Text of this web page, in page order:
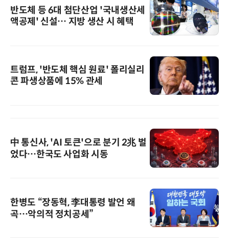
반도체 등 6대 첨단산업 '국내생산세
액공제' 신설… 지방 생산 시 혜택
트럼프, '반도체 핵심 원료' 폴리실리
콘 파생상품에 15% 관세
中 통신사, 'AI 토큰'으로 분기 2兆 벌
었다…한국도 사업화 시동
한병도 “장동혁, 李대통령 발언 왜
곡…악의적 정치공세”